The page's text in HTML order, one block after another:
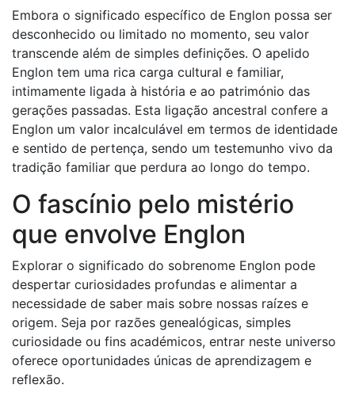
Embora o significado específico de Englon possa ser
desconhecido ou limitado no momento, seu valor
transcende além de simples definições. O apelido
Englon tem uma rica carga cultural e familiar,
intimamente ligada à história e ao património das
gerações passadas. Esta ligação ancestral confere a
Englon um valor incalculável em termos de identidade
e sentido de pertença, sendo um testemunho vivo da
tradição familiar que perdura ao longo do tempo.
O fascínio pelo mistério
que envolve Englon
Explorar o significado do sobrenome Englon pode
despertar curiosidades profundas e alimentar a
necessidade de saber mais sobre nossas raízes e
origem. Seja por razões genealógicas, simples
curiosidade ou fins académicos, entrar neste universo
oferece oportunidades únicas de aprendizagem e
reflexão.